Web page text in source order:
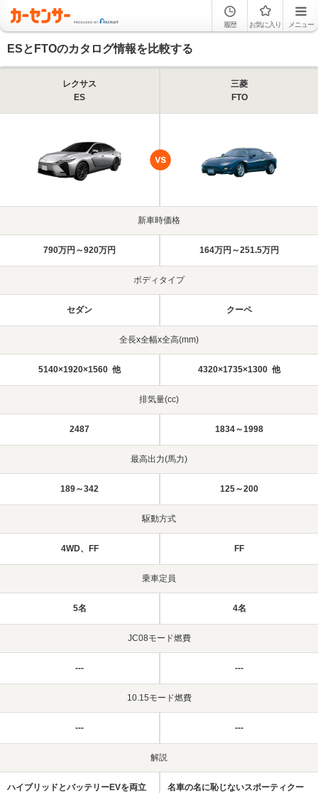
履歴 お気に入り メニュー
ESとFTOのカタログ情報を比較する
レクサス
ES
三菱
FTO
新車時価格
790万円～920万円 164万円～251.5万円
ボディタイプ
セダン クーペ
全長x全幅x全高(mm)
5140×1920×1560 他 4320×1735×1300 他
排気量(cc)
2487 1834～1998
最高出力(馬力)
189～342 125～200
駆動方式
4WD、FF FF
乗車定員
5名 4名
JC08モード燃費
--- ---
10.15モード燃費
--- ---
解説
ハイブリッドとバッテリーEVを両立
名車の名に恥じないスポーティクー